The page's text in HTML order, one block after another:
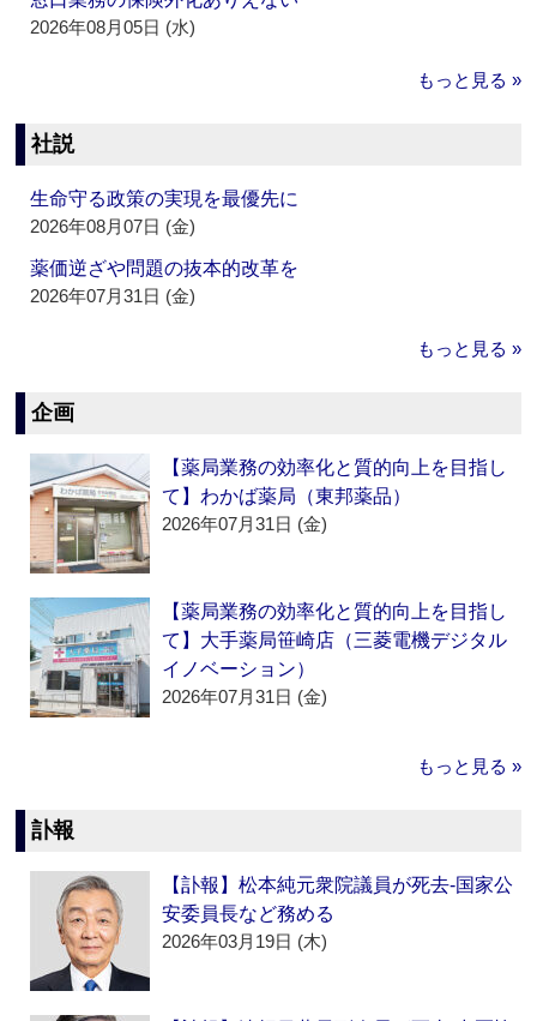
2026年08月05日 (水)
もっと見る »
社説
生命守る政策の実現を最優先に
2026年08月07日 (金)
薬価逆ざや問題の抜本的改革を
2026年07月31日 (金)
もっと見る »
企画
【薬局業務の効率化と質的向上を目指し
て】わかば薬局（東邦薬品）
2026年07月31日 (金)
【薬局業務の効率化と質的向上を目指し
て】大手薬局笹崎店（三菱電機デジタル
イノベーション）
2026年07月31日 (金)
もっと見る »
訃報
【訃報】松本純元衆院議員が死去‐国家公
安委員長など務める
2026年03月19日 (木)